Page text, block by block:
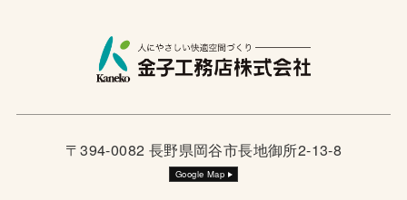
〒394-0082 長野県岡谷市長地御所2-13-8
Google Map